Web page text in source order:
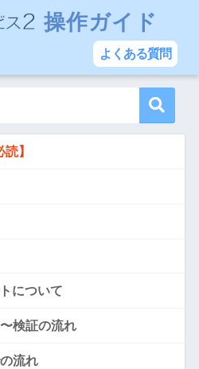
操作ガイド
よくある質問
】
について
検証の流れ
流れ